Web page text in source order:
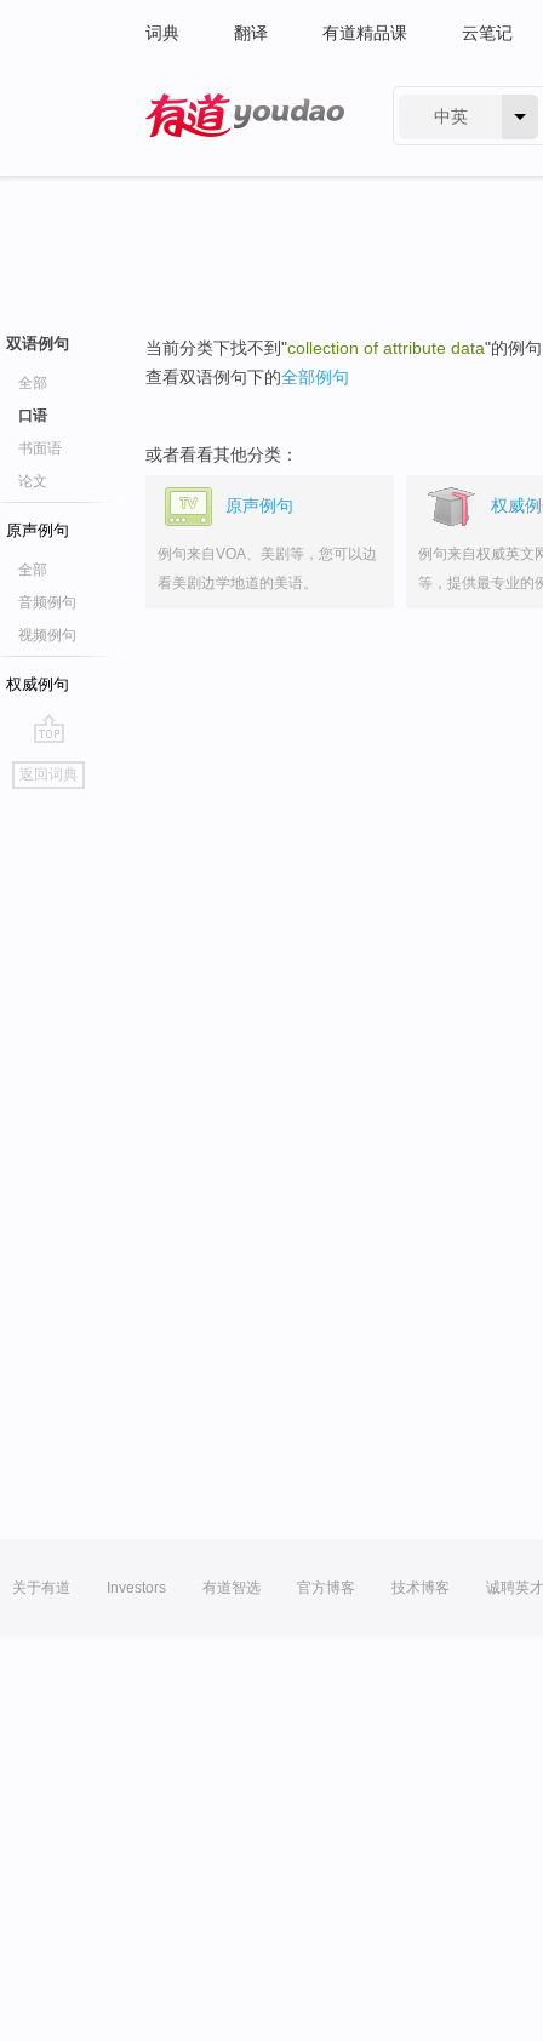
词典 翻译 有道精品课 云笔记
中英
双语例句
全部
口语
书面语
论文
原声例句
全部
音频例句
视频例句
权威例句
go
top
返回词典
当前分类下找不到"collection of attribute data"的例
查看双语例句下的全部例句
或者看看其他分类：
原声例句
例句来自VOA、美剧等，您可以边
看美剧边学地道的美语。
权威
例句来自权威英文
等，提供最专业的
关于有道 Investors 有道智选 官方博客 技术博客 诚聘英才